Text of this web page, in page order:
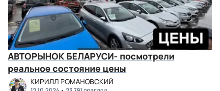
АВТОРЫНОК БЕЛАРУСИ- посмотрели
реальное состояние цены
КИРИЛЛ РОМАНОВСКИЙ